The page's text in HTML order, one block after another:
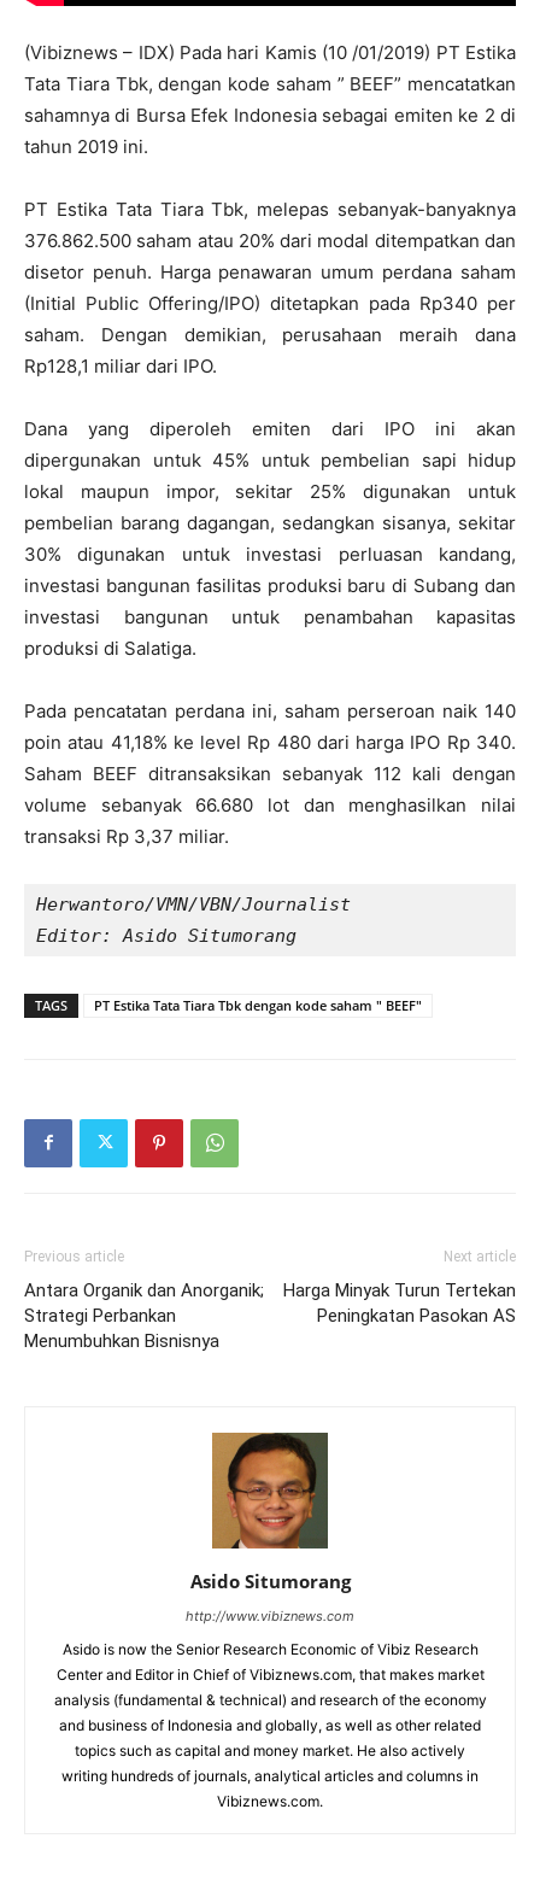
(Vibiznews – IDX) Pada hari Kamis (10 /01/2019) PT Estika
Tata Tiara Tbk, dengan kode saham ” BEEF” mencatatkan
sahamnya di Bursa Efek Indonesia sebagai emiten ke 2 di
tahun 2019 ini.
PT Estika Tata Tiara Tbk, melepas sebanyak-banyaknya
376.862.500 saham atau 20% dari modal ditempatkan dan
disetor penuh. Harga penawaran umum perdana saham
(Initial Public Offering/IPO) ditetapkan pada Rp340 per
saham. Dengan demikian, perusahaan meraih dana
Rp128,1 miliar dari IPO.
Dana yang diperoleh emiten dari IPO ini akan
dipergunakan untuk 45% untuk pembelian sapi hidup
lokal maupun impor, sekitar 25% digunakan untuk
pembelian barang dagangan, sedangkan sisanya, sekitar
30% digunakan untuk investasi perluasan kandang,
investasi bangunan fasilitas produksi baru di Subang dan
investasi bangunan untuk penambahan kapasitas
produksi di Salatiga.
Pada pencatatan perdana ini, saham perseroan naik 140
poin atau 41,18% ke level Rp 480 dari harga IPO Rp 340.
Saham BEEF ditransaksikan sebanyak 112 kali dengan
volume sebanyak 66.680 lot dan menghasilkan nilai
transaksi Rp 3,37 miliar.
Herwantoro/VMN/VBN/Journalist
Editor: Asido Situmorang
TAGS PT Estika Tata Tiara Tbk dengan kode saham " BEEF"
Previous article
Antara Organik dan Anorganik;
Strategi Perbankan
Menumbuhkan Bisnisnya
Next article
Harga Minyak Turun Tertekan
Peningkatan Pasokan AS
Asido Situmorang
http://www.vibiznews.com
Asido is now the Senior Research Economic of Vibiz Research
Center and Editor in Chief of Vibiznews.com, that makes market
analysis (fundamental & technical) and research of the economy
and business of Indonesia and globally, as well as other related
topics such as capital and money market. He also actively
writing hundreds of journals, analytical articles and columns in
Vibiznews.com.